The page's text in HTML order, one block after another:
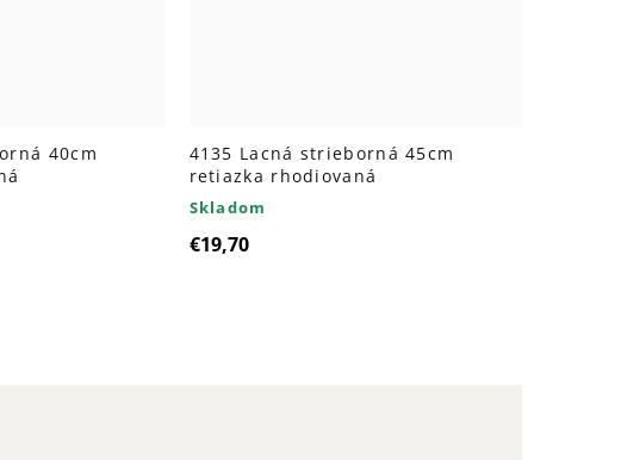
40cm
4135 Lacná strieborná 45cm
retiazka rhodiovaná
Skladom
€19,70